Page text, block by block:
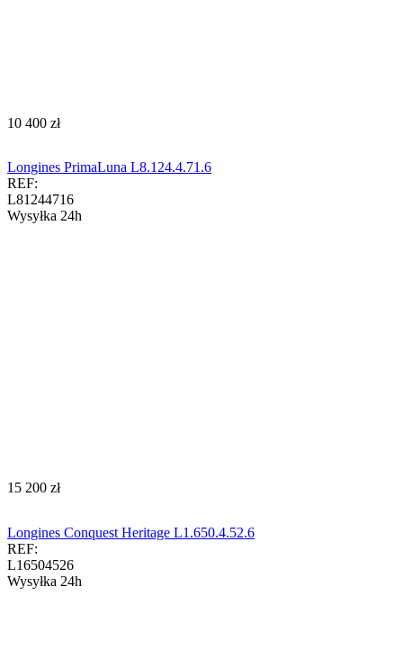
‍10 400‍ zł
Longines PrimaLuna L8.124.4.71.6
REF:
L81244716
Wysyłka 24h
‍15 200‍ zł
Longines Conquest Heritage L1.650.4.52.6
REF:
L16504526
Wysyłka 24h